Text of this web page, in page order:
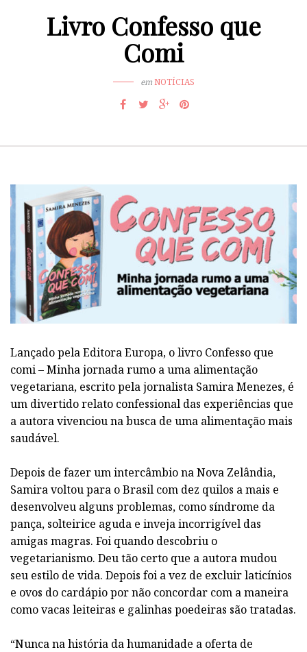
Livro Confesso que
Comi
emNOTÍCIAS
Lançado pela Editora Europa, o livro Confesso que
comi – Minha jornada rumo a uma alimentação
vegetariana, escrito pela jornalista Samira Menezes, é
um divertido relato confessional das experiências que
a autora vivenciou na busca de uma alimentação mais
saudável.
Depois de fazer um intercâmbio na Nova Zelândia,
Samira voltou para o Brasil com dez quilos a mais e
desenvolveu alguns problemas, como síndrome da
pança, solteirice aguda e inveja incorrigível das
amigas magras. Foi quando descobriu o
vegetarianismo. Deu tão certo que a autora mudou
seu estilo de vida. Depois foi a vez de excluir laticínios
e ovos do cardápio por não concordar com a maneira
como vacas leiteiras e galinhas poedeiras são tratadas.
“Nunca na história da humanidade a oferta de